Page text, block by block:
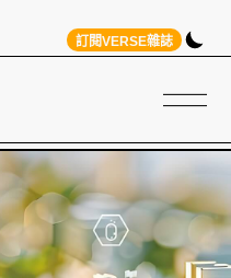
訂閱VERSE雜誌